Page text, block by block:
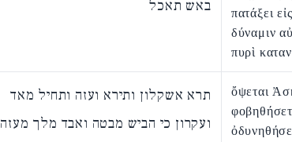
באש תאכל
πατάξει
δύναμιν
πυρὶ
תרא אשקלון ותירא ועזה ותחיל מאד
ועקרון כי הביש מבטה ואבד מלך מעזה
ὄψεται